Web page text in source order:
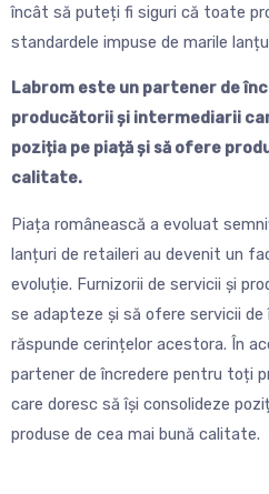
încât să puteți fi siguri că toate
standardele impuse de marile
Labrom este un partener de
producătorii și intermediarii
poziția pe piață și să ofere
calitate.
Piața românească a evoluat
lanțuri de retaileri au devenit un
evoluție. Furnizorii de servicii și
se adapteze și să ofere servicii
răspunde cerințelor acestora. În
partener de încredere pentru toți
care doresc să își consolideze
produse de cea mai bună calitate.